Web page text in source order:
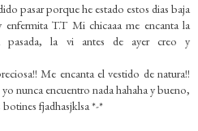
pasar porque he estado estos dias baja
enfermita T.T Mi chicaaa me encanta la
pasada, la vi antes de ayer creo y
Me encanta el vestido de natura!!
nunca encuentro nada hahaha y bueno,
fjadhasjklsa *-*